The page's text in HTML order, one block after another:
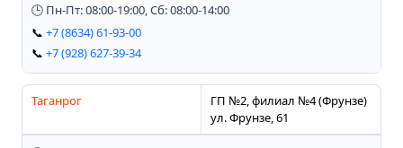
🕒 Пн-Пт: 08:00-19:00, Сб: 08:00-14:00
📞 +7 (8634) 61-93-00
📞 +7 (928) 627-39-34
Таганрог
ГП №2, филиал №4 (Фрунзе)
ул. Фрунзе, 61